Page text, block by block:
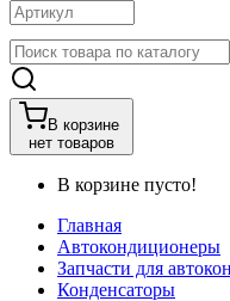
В корзине
нет товаров
В корзине пусто!
Главная
Автокондиционеры
Запчасти для
Конденсаторы